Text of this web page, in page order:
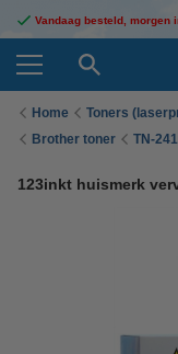
Vandaag besteld, morgen
Home Toners
Brother toner
TN-
123inkt huismerk